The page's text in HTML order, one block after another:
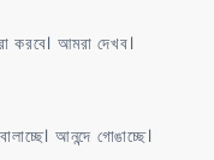
করবে। আমরা দেখব।
আনন্দে গোঙাচ্ছে।